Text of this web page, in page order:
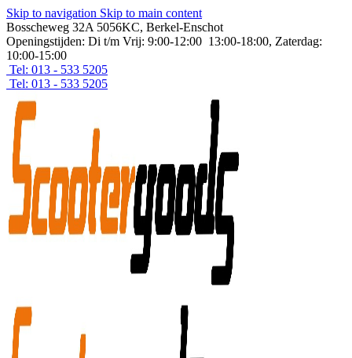
Skip to navigation Skip to main content
Bosscheweg 32A 5056KC, Berkel-Enschot
Openingstijden: Di t/m Vrij: 9:00-12:00 13:00-18:00, Zaterdag:
10:00-15:00
Tel: 013 - 533 5205
Tel: 013 - 533 5205